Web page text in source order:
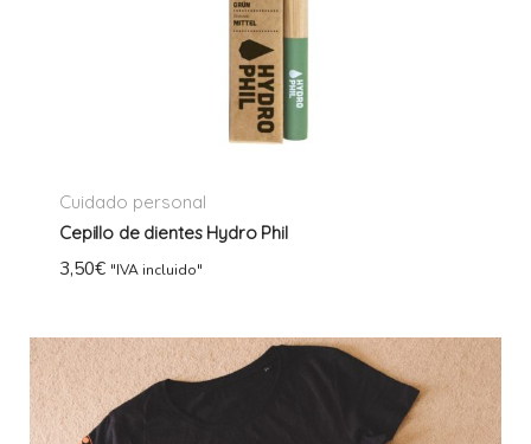
Cuidado personal
Cepillo de dientes Hydro Phil
3,50€ "IVA incluido"